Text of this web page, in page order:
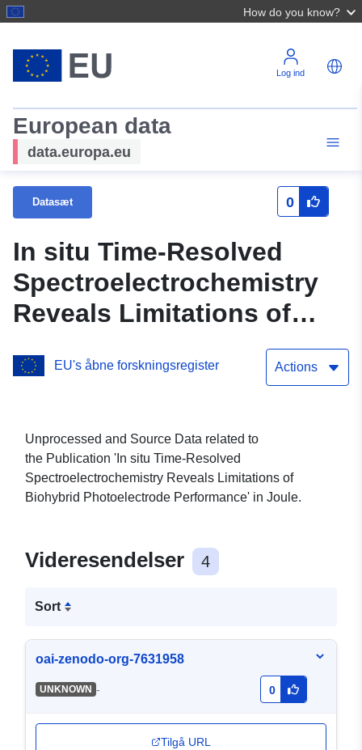
How do you know?
Log ind
European data
data.europa.eu
Datasæt 0
In situ Time-Resolved
Spectroelectrochemistry
Reveals Limitations of
Biohybrid Photoelectrode
Performance
EU's åbne forskningsregister Actions
Unprocessed and Source Data related to
the Publication 'In situ Time-Resolved
Spectroelectrochemistry Reveals Limitations of
Biohybrid Photoelectrode Performance' in Joule.
Videresendelser 4
Sort
oai-zenodo-org-7631958
UNKNOWN - 0
Tilgå URL